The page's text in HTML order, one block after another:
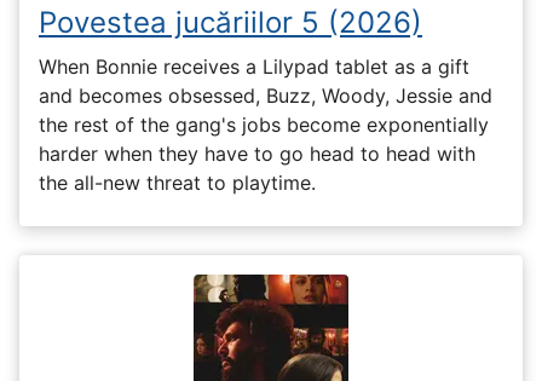
Povestea jucăriilor 5 (2026)
When Bonnie receives a Lilypad tablet as a gift
and becomes obsessed, Buzz, Woody, Jessie and
the rest of the gang's jobs become exponentially
harder when they have to go head to head with
the all-new threat to playtime.